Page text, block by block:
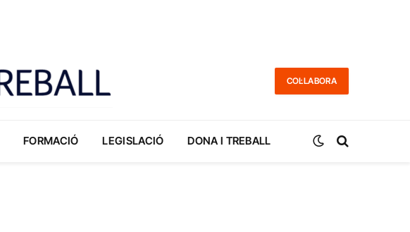
COL·LABORA
FORMACIÓ LEGISLACIÓ DONA I TREBALL